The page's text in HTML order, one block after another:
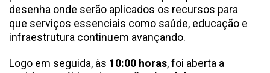
desenha onde serão aplicados os recursos para
que serviços essenciais como saúde, educação e
infraestrutura continuem avançando.
Logo em seguida, às 10:00 horas, foi aberta a